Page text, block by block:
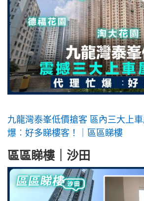
九龍灣泰峯低價搶客 區內三大上
爆︰好多睇樓客！｜區區睇樓
區區睇樓｜沙田